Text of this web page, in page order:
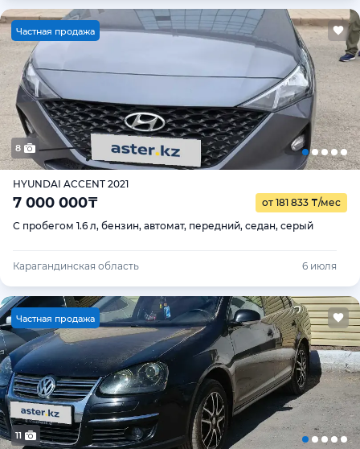
Частная продажа
8
HYUNDAI ACCENT 2021
7 000 000₸ от 181 833 ₸/мес
С пробегом 1.6 л, бензин, автомат, передний, седан, серый
Карагандинская область 6 июля
Частная продажа
11